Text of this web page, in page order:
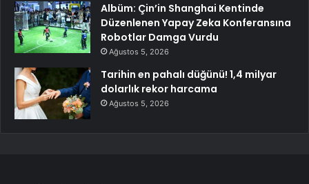
Albüm: Çin’in Shanghai Kentinde
Düzenlenen Yapay Zeka Konferansına
Robotlar Damga Vurdu
Ağustos 5, 2026
Tarihin en pahalı düğünü! 1,4 milyar
dolarlık rekor harcama
Ağustos 5, 2026